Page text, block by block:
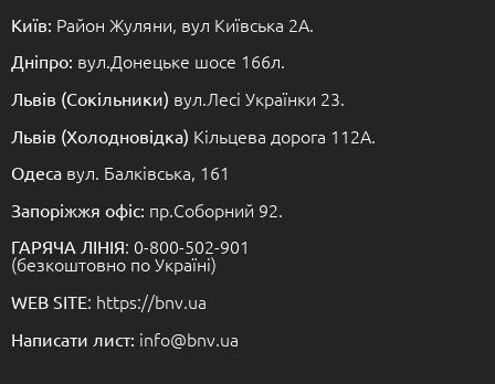
Київ: Район Жуляни, вул Київська 2А.
Дніпро: вул.Донецьке шосе 166л.
Львів (Сокільники) вул.Лесі Українки 23.
Львів (Холодновідка) Кільцева дорога 112А.
Одеса вул. Балківська, 161
Запоріжжя офіс: пр.Соборний 92.
ГАРЯЧА ЛІНІЯ: 0-800-502-901
(безкоштовно по Україні)
WEB SITE: https://bnv.ua
Написати лист: info@bnv.ua